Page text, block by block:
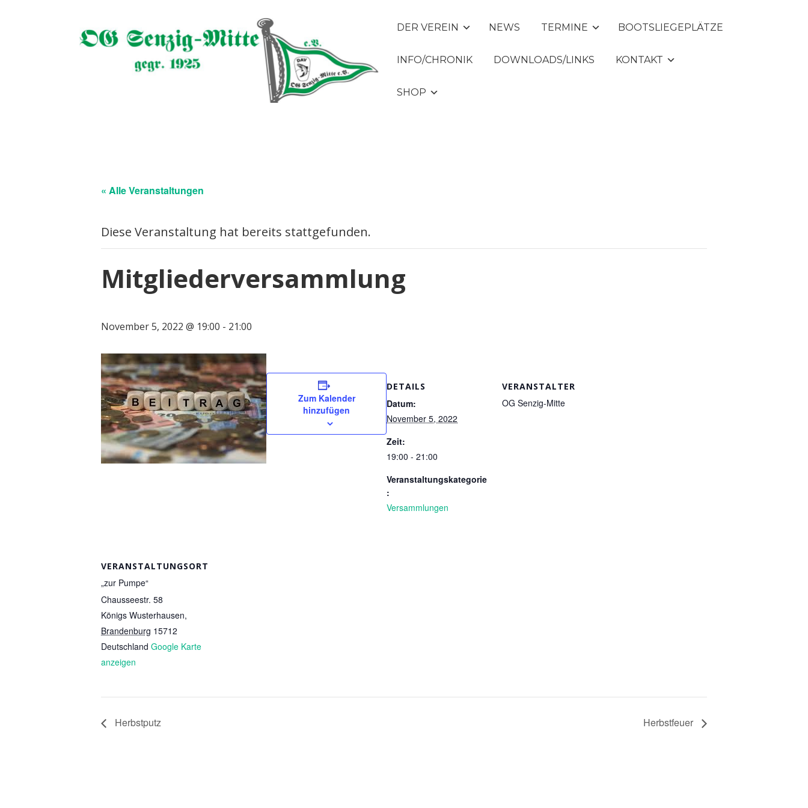
DER VEREIN NEWS TERMINE BOOTSLIEGEPLÄTZE
INFO/CHRONIK DOWNLOADS/LINKS KONTAKT
SHOP
« Alle Veranstaltungen
Diese Veranstaltung hat bereits stattgefunden.
Mitgliederversammlung
November 5, 2022 @ 19:00 - 21:00
Zum Kalender
hinzufügen
DETAILS
Datum:
November 5, 2022
Zeit:
19:00 - 21:00
Veranstaltungskategorie
:
Versammlungen
VERANSTALTER
OG Senzig-Mitte
VERANSTALTUNGSORT
„zur Pumpe“
Chausseestr. 58
Königs Wusterhausen,
Brandenburg 15712
Deutschland Google Karte
anzeigen
Herbstputz Herbstfeuer